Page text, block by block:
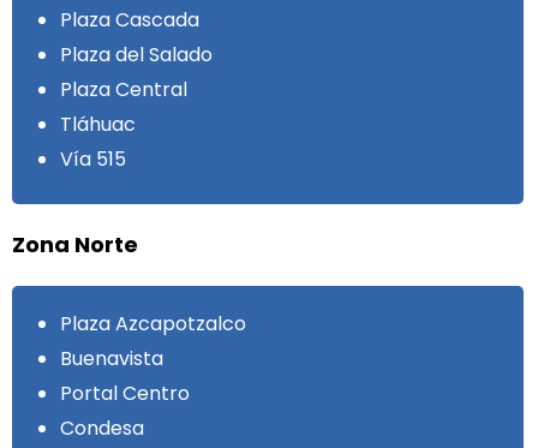
Plaza Cascada
Plaza del Salado
Plaza Central
Tláhuac
Vía 515
Zona Norte
Plaza Azcapotzalco
Buenavista
Portal Centro
Condesa